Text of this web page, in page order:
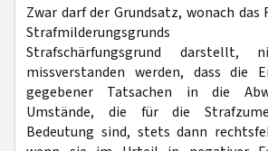
Zwar darf der Grundsatz, wonach das
Strafschärfungsgrund darstellt,
missverstanden werden, dass die
gegebener Tatsachen in die
Umstände, die für die
Bedeutung sind, stets dann